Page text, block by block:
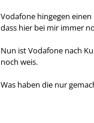
Vodafone hingegen
dass hier bei mir immer
Nun ist Vodafone nach
noch weis.
Was haben die nur